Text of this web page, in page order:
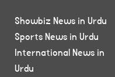
Showbiz News in Urdu
Sports News in Urdu
International News in
Urdu